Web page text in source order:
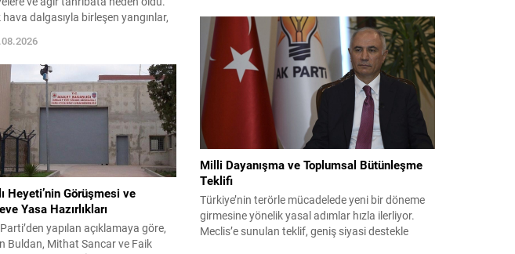
hava dalgasıyla birleşen yangınlar,
yerleşim yerini tehdit etti ve acil
ekiplerini uzun süre meşgul
verdiği bilgiye göre, Avila
en büyük odak yaklaşık 50
alanı...
Heyeti’nin Görüşmesi ve
Yasa Hazırlıkları
yapılan açıklamaya göre,
Buldan, Mithat Sancar ve Faik
kararı verilmiş olup son adım doğrudan yönetime
ilişkin bir tedbir niteliği taşıyor. İstanbul Emniyet
Müdürlüğü Mali Suçlarla Mücadele Şube
Müdürlüğü ve İstanbul...
Milli Dayanışma ve Toplumsal Bütünleşme
Teklifi
Türkiye’nin terörle mücadelede yeni bir döneme
girmesine yönelik yasal adımlar hızla ilerliyor.
Meclis’e sunulan teklif, geniş siyasi destekle